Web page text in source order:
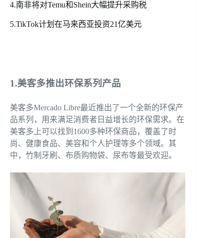
4.南非将对Temu和Shein大幅提升采购税
5.TikTok计划在马来西亚投资21亿美元
1.美客多推出环保系列产品
美客多Mercado Libre最近推出了一个全新的环保产
品系列，用来满足消费者日益增长的环保需求。在
美客多上可以找到1600多种环保商品，覆盖了时
尚、健康食品、美容和个人护理等多个领域。其
中，竹制牙刷、布质购物袋、尿布等最受欢迎。